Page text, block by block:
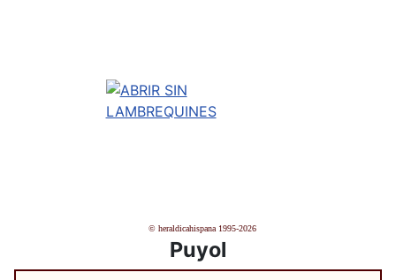
© heraldicahispana 1995-2026
Puyol